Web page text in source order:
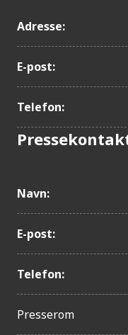
Adresse:
E-post:
Telefon:
Navn:
E-post:
Telefon:
Presserom